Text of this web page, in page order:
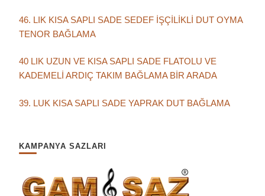
46. LIK KISA SAPLI SADE SEDEF İŞÇİLİKLİ DUT OYMA
TENOR BAĞLAMA
40 LIK UZUN VE KISA SAPLI SADE FLATOLU VE
KADEMELİ ARDIÇ TAKIM BAĞLAMA BİR ARADA
39. LUK KISA SAPLI SADE YAPRAK DUT BAĞLAMA
KAMPANYA SAZLARI